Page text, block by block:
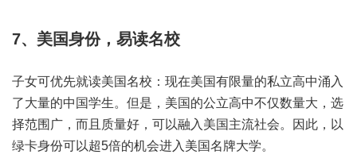
7、美国身份，易读名校
子女可优先就读美国名校：现在美国有限量的私立高中涌入
了大量的中国学生。但是，美国的公立高中不仅数量大，选
择范围广，而且质量好，可以融入美国主流社会。因此，以
绿卡身份可以超5倍的机会进入美国名牌大学。